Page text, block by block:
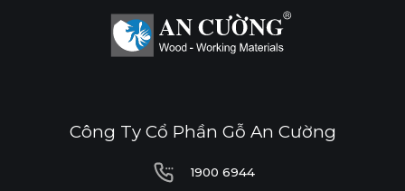
Công Ty Cổ Phần Gỗ An Cường
1900 6944